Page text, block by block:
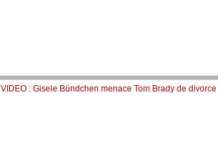
VIDEO : Gisele Bündchen menace Tom Brady de divorce